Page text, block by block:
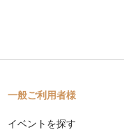
一般ご利用者様
イベントを探す